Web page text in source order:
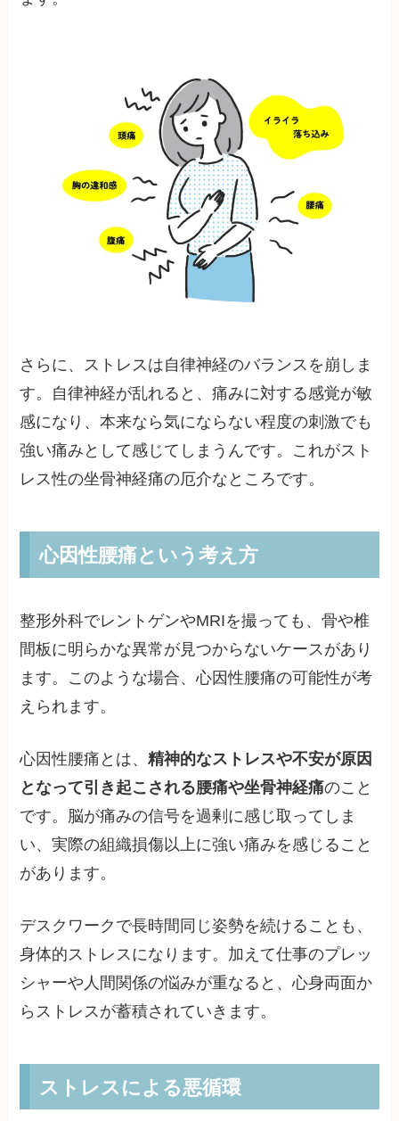
さらに、ストレスは自律神経のバランスを崩しま
す。自律神経が乱れると、痛みに対する感覚が敏
感になり、本来なら気にならない程度の刺激でも
強い痛みとして感じてしまうんです。これがスト
レス性の坐骨神経痛の厄介なところです。
心因性腰痛という考え方
整形外科でレントゲンやMRIを撮っても、骨や椎
間板に明らかな異常が見つからないケースがあり
ます。このような場合、心因性腰痛の可能性が考
えられます。
心因性腰痛とは、精神的なストレスや不安が原因
となって引き起こされる腰痛や坐骨神経痛のこと
です。脳が痛みの信号を過剰に感じ取ってしま
い、実際の組織損傷以上に強い痛みを感じること
があります。
デスクワークで長時間同じ姿勢を続けることも、
身体的ストレスになります。加えて仕事のプレッ
シャーや人間関係の悩みが重なると、心身両面か
らストレスが蓄積されていきます。
ストレスによる悪循環